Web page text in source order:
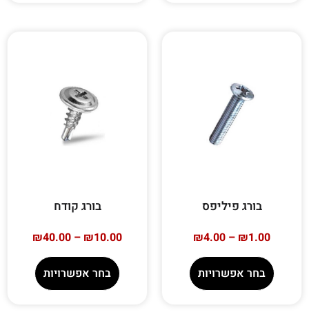
בורג פיליפס
₪1.00
–
₪4.00
בחר אפשרויות
בורג קודח
₪10.00
–
₪40.00
בחר אפשרויות